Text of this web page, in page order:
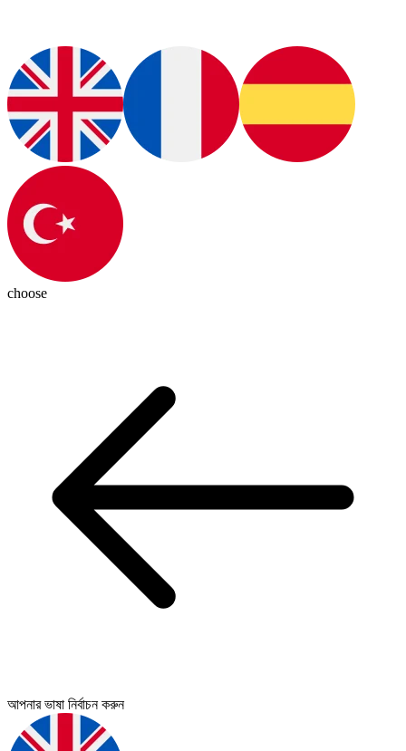
choose
আপনার ভাষা নির্বাচন করুন